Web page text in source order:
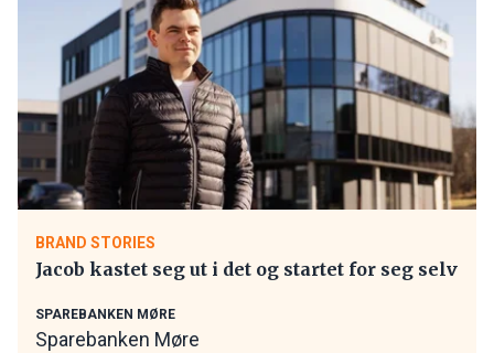
BRAND STORIES
Jacob kastet seg ut i det og startet for seg selv
SPAREBANKEN MØRE
Sparebanken Møre